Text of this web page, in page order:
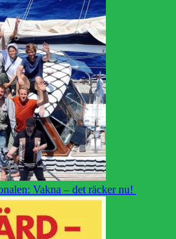
Vakna – det räcker nu!